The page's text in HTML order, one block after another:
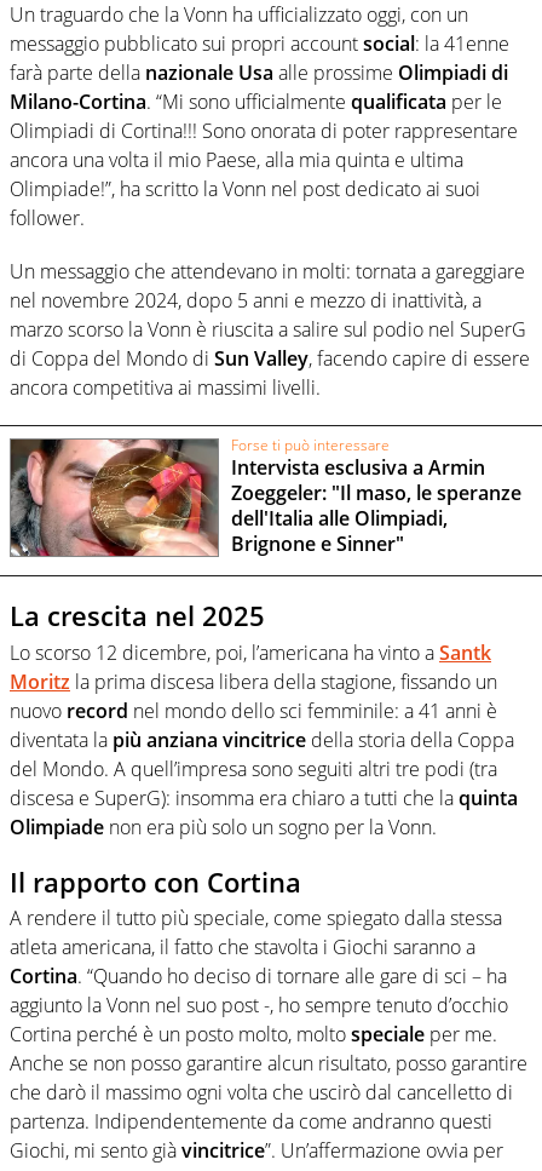
Un traguardo che la Vonn ha ufficializzato oggi, con un
messaggio pubblicato sui propri accountsocial: la 41enne
farà parte della nazionale Usa alle prossime Olimpiadi di
Milano-Cortina. “Mi sono ufficialmente qualificata per le
Olimpiadi di Cortina!!! Sono onorata di poter rappresentare
ancora una volta il mio Paese, alla mia quinta e ultima
Olimpiade!”, ha scritto la Vonn nel post dedicato ai suoi
follower.
Un messaggio che attendevano in molti: tornata a gareggiare
nel novembre 2024, dopo 5 anni e mezzo di inattività, a
marzo scorso la Vonn è riuscita a salire sul podio nel SuperG
di Coppa del Mondo di Sun Valley, facendo capire di essere
ancora competitiva ai massimi livelli.
Forse ti può interessare
Intervista esclusiva a Armin
Zoeggeler: "Il maso, le speranze
dell'Italia alle Olimpiadi,
Brignone e Sinner"
La crescita nel 2025
Lo scorso 12 dicembre, poi, l’americana ha vinto aSantk
Moritz la prima discesa libera della stagione, fissando un
nuovo record nel mondo dello sci femminile: a 41 anni è
diventata la più anziana vincitrice della storia della Coppa
del Mondo. A quell’impresa sono seguiti altri tre podi (tra
discesa e SuperG): insomma era chiaro a tutti che laquinta
Olimpiade non era più solo un sogno per la Vonn.
Il rapporto con Cortina
A rendere il tutto più speciale, come spiegato dalla stessa
atleta americana, il fatto che stavolta i Giochi saranno a
Cortina. “Quando ho deciso di tornare alle gare di sci – ha
aggiunto la Vonn nel suo post -, ho sempre tenuto d’occhio
Cortina perché è un posto molto, moltospeciale per me.
Anche se non posso garantire alcun risultato, posso garantire
che darò il massimo ogni volta che uscirò dal cancelletto di
partenza. Indipendentemente da come andranno questi
Giochi, mi sento giàvincitrice”. Un’affermazione ovvia per